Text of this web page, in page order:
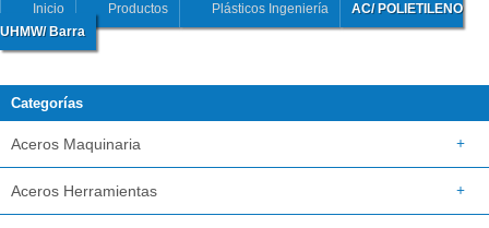
Inicio Productos Plásticos Ingeniería
AC/ POLIETILENO
UHMW/ Barra
Categorías
Aceros Maquinaria
Aceros Herramientas